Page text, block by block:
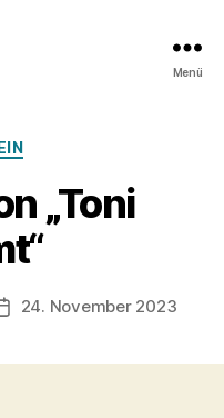
Menü
„Toni
Veröffentlichungsdatum
24. November 2023